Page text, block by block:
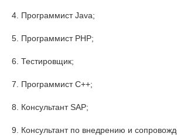
4. Программист Java;
5. Программист PHP;
6. Тестировщик;
7. Программист C++;
8. Консультант SAP;
9. Консультант по внедрению и